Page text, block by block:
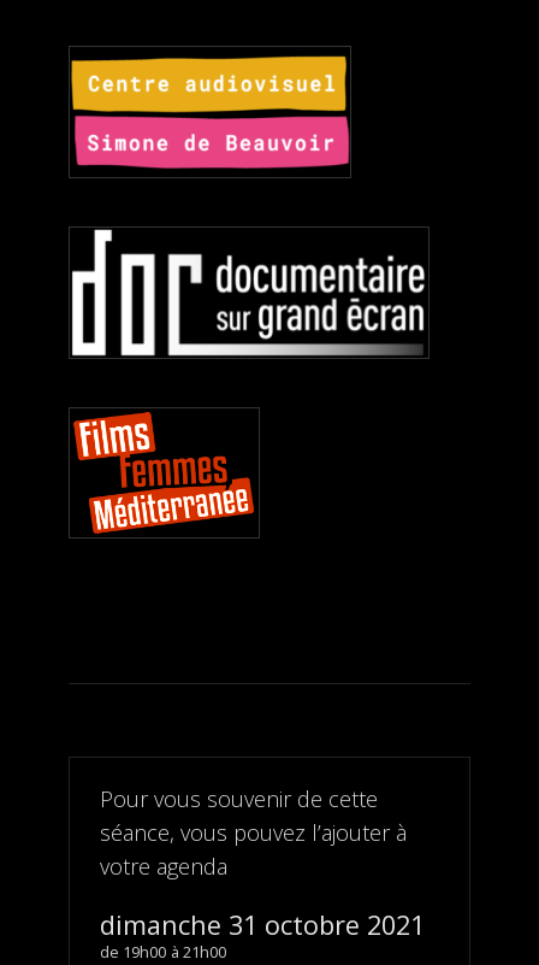
Pour vous souvenir de cette
séance, vous pouvez l’ajouter à
votre agenda
dimanche 31 octobre 2021
19h00 21h00